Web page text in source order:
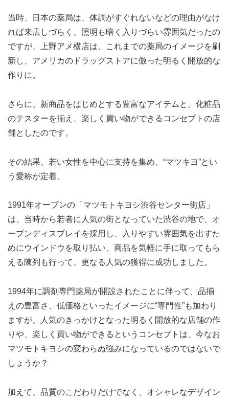
当時、日本の薬局は、体調がすぐれないなどの理由がなけ
れば来店しづらく、照明も暗く入りづらい雰囲気だったの
ですが、上野アメ横店は、これまでの薬局のイメージを刷
新し、アメリカのドラッグストアに倣った明るく開放的な
作りに。
さらに、新商品をはじめとする豊富なアイテムと、化粧品
のテスターを揃え、楽しく買い物ができるコンセプトの店
舗としたのです。
その結果、若い女性を中心に支持を集め、“マツキヨ”とい
う愛称が定着。
1991年オープンの「マツモトキヨシ渋谷センター街店」
は、当時から若者に人気の街となっていた渋谷の地で、オ
ープンディスプレイを採用し、入りやすい雰囲気を出すた
めにウインドウを取り払い、商品を気軽に手に取ってもら
える陳列も行って、更なる人気の獲得に成功しました。
1994年に調剤専門薬局が開設されたことに伴って、品揃
えの豊富さ、低価格といったイメージに“専門性”も加わり
ますが、人気のきっかけとなった明るく開放的な店舗の作
りや、楽しく買い物ができるというコンセプトは、今なお
マツモトキヨシの変わらぬ強みになっているのではないで
しょうか？
加えて、品質のこだわりだけでなく、オシャレなデザイン